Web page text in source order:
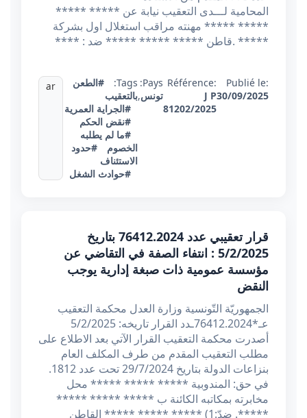
المحامية لـــدى التعقيب نيابة عن ***** *****
***** ***** مهنته مراقب استغلال اول بشركة
***** .قاطن ***** ***** ***** ضد : ****
Publié le:
30/09/2025
Référence:
J P
81202/2025
Pays:
تونس,
Tags:
#الطعن
بالتعقيب
#الجراية العمرية
#نقض الحكم
#ما لم يطلبه
الخصوم
#حدود
الاستئناف
#حوادث الشغل
ar
قرار تعقيبي عدد 76412.2024 بتاريخ
5/2/2025 : انتفاء الصفة في التقاضي عن
مؤسسة عمومية ذات صبغة إدارية يوجب
النقض
الجمهوريّة التّونسية وزارة العدل محكمة التعقيب
عـ*76412.2024ـدد القرار تاريخه: 5/2/2025
أصدرت محكمة التعقيب القرار الآتي بعد الاطلاع على
مطلب التعقيب المقدم من طرف المكلف العام
بنزاعات الدولة بتاريخ 29/7/2024 تحت عدد 1812.
في حق: المندوبية ***** ***** ***** محل
مخابرته بمكاتبه الكائنة ب ***** ***** *****
*****. ضدّ:1) ***** ***** ***** القاطن